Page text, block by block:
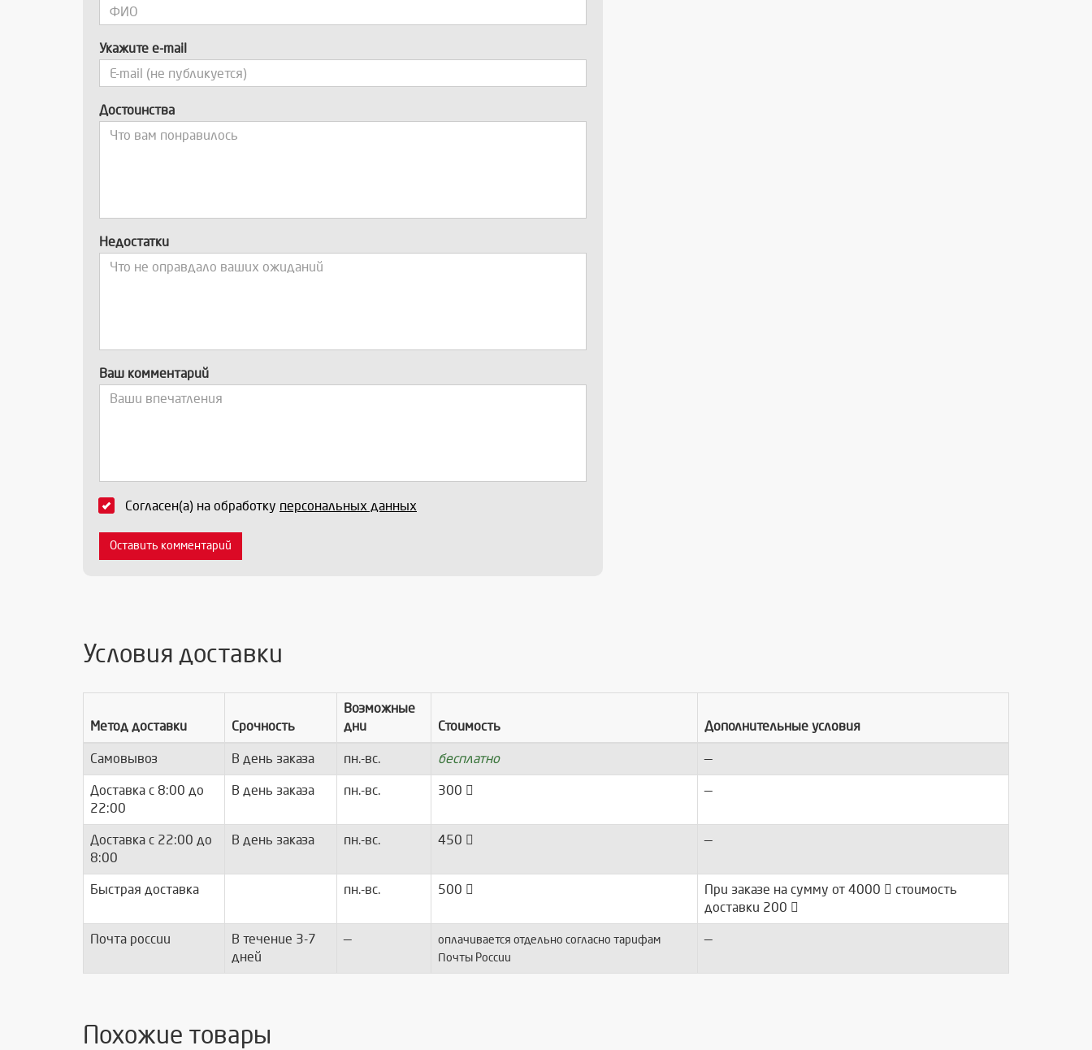
Укажите e-mail
Достоинства
Недостатки
Ваш комментарий
Согласен(а) на обработку персональных данных
Оставить комментарий
Условия доставки
Метод доставки Срочность
Возможные
дни
Стоимость Дополнительные условия
Самовывоз В день заказа пн.-вс. бесплатно —
Доставка c 8:00 до
22:00
В день заказа пн.-вс. 300 —
Доставка с 22:00 до
8:00
В день заказа пн.-вс. 450 —
Быстрая доставка пн.-вс. 500 При заказе на сумму от 4000
стоимость
доставки 200
Почта россии
В течение 3-7
дней
—
оплачивается отдельно согласно тарифам
Почты России
—
Похожие товары